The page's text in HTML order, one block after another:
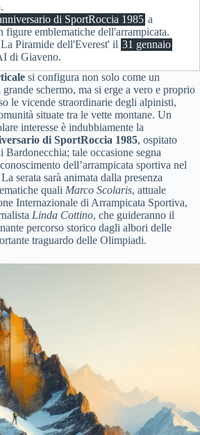
di SportRoccia 1985 a
figure emblematiche dell'arrampicata.
Piramide dell'Everest' il 31 gennaio
di Giaveno.
si configura non solo come un
schermo, ma si erge a vero e proprio
le vicende straordinarie degli alpinisti,
situate tra le vette montane. Un
interesse è indubbiamente la
di SportRoccia 1985, ospitato
tale occasione segna
dell’arrampicata sportiva nel
serata sarà animata dalla presenza
quali Marco Scolaris, attuale
Internazionale di Arrampicata Sportiva,
Linda Cottino, che guideranno il
percorso storico dagli albori delle
traguardo delle Olimpiadi.